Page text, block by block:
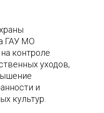
ГАУ МО
контроле
уходов,
и
культур.